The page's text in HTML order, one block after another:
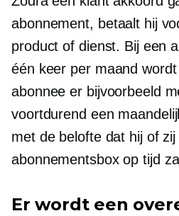
abonnement, betaalt hij
product of dienst. Bij een
één keer per maand
abonnee er bijvoorbeeld
voortdurend een
met de belofte dat hij of zij
abonnementsbox op tijd
Er wordt een